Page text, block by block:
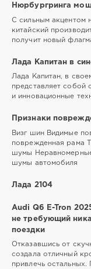
Нюрбургринга
С сильным акцентом
китайский
получит новый
Лада Капитан в
Лада Капитан, в
представляет собой
и инновационные
Признаки
Визг шин Видимые
поврежденная рама
шумы
шумы автомобиля
Лада 2104
Audi Q6 E-Tron
не требующий
поездки
Отказавшись от
создала отличный
привлечь